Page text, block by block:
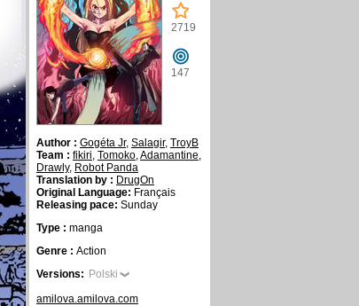
2719
147
Author : Gogéta Jr, Salagir, TroyB
Team : fikiri, Tomoko,Adamantine,
Drawly, Robot Panda
Translation by : DrugOn
Original Language: Français
Releasing pace: Sunday
Type : manga
Genre : Action
Versions: Polski
amilova.amilova.com